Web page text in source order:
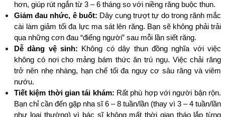
hơn, giúp rút ngắn từ 3 – 6 tháng so với niềng răng buộc thun.
Giảm đau nhức, ê buốt: Dây cung trượt tự do trong rãnh mắc
cài làm giảm tối đa lực ma sát lên răng. Bạn sẽ không phải trải
qua những cơn đau “điếng người” sau mỗi lần siết răng.
Dễ dàng vệ sinh: Không có dây thun đồng nghĩa với việc
không có nơi cho mảng bám thức ăn trú ngụ. Việc chải răng
trở nên nhẹ nhàng, hạn chế tối đa nguy cơ sâu răng và viêm
nướu.
Tiết kiệm thời gian tái khám: Rất phù hợp với người bận rộn.
Bạn chỉ cần đến gặp nha sĩ 6 – 8 tuần/lần (thay vì 3 – 4 tuần/lần
như loại thường) vì bác sĩ không mất thời gian tháo lắp từng